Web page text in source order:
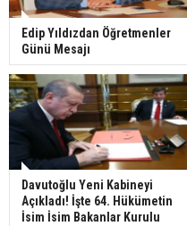
Edip Yıldızdan Öğretmenler
Günü Mesajı
Davutoğlu Yeni Kabineyi
Açıkladı! İşte 64. Hükümetin
İsim İsim Bakanlar Kurulu